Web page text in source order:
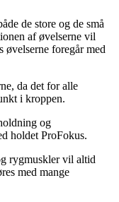
de store og de små
af øvelserne vil
øvelserne foregår med
da det for alle
i kroppen.
og
holdet ProFokus.
rygmuskler vil altid
med mange